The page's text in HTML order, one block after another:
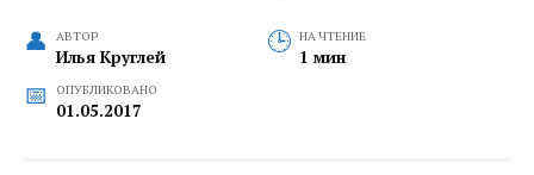
АВТОР
Илья Круглей
НА ЧТЕНИЕ
1 мин
ОПУБЛИКОВАНО
01.05.2017